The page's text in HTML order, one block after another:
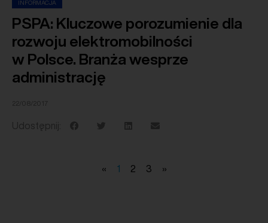
INFORMACJA
PSPA: Kluczowe porozumienie dla
rozwoju elektromobilności
w Polsce. Branża wesprze
administrację
22/08/2017
Udostępnij:
« 1 2 3 »